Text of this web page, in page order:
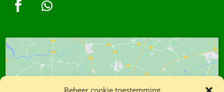
Beheer cookie toestemming